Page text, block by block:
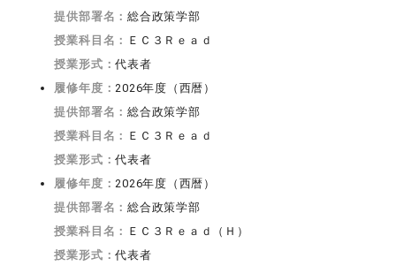
提供部署名：総合政策学部
授業科目名： ＥＣ３Ｒｅａｄ
授業形式：代表者
履修年度：2026年度（西暦）
提供部署名：総合政策学部
授業科目名： ＥＣ３Ｒｅａｄ
授業形式：代表者
履修年度：2026年度（西暦）
提供部署名：総合政策学部
授業科目名： ＥＣ３Ｒｅａｄ（Ｈ）
授業形式：代表者